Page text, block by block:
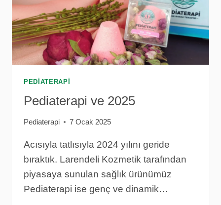
PEDIATERAPI
Pediaterapi ve 2025
Pediaterapi 7 Ocak 2025
Acısıyla tatlısıyla 2024 yılını geride
bıraktık. Larendeli Kozmetik tarafından
piyasaya sunulan sağlık ürünümüz
Pediaterapi ise genç ve dinamik…